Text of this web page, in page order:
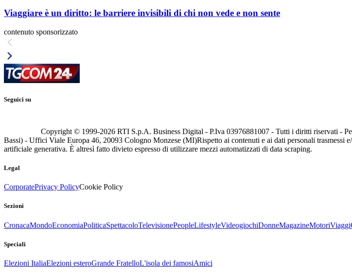
Viaggiare è un diritto: le barriere invisibili di chi non vede e non sente
contenuto sponsorizzato
Seguici su
Copyright © 1999-2026 RTI S.p.A. Business Digital - P.Iva 03976881007 - Tutti i diritti riservati -
Bassi) - Uffici Viale Europa 46, 20093 Cologno Monzese (MI)Rispetto ai contenuti e ai dati personali trasmessi
artificiale generativa. È altresì fatto divieto espresso di utilizzare mezzi automatizzati di data scraping.
Legal
CorporatePrivacy PolicyCookie Policy
Sezioni
CronacaMondoEconomiaPoliticaSpettacoloTelevisionePeopleLifestyleVideogiochiDonneMagazineMotoriViaggi
Speciali
Elezioni ItaliaElezioni esteroGrande FratelloL'isola dei famosiAmici